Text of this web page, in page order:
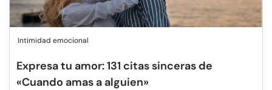
Intimidad emocional
Expresa tu amor: 131 citas sinceras de
«Cuando amas a alguien»